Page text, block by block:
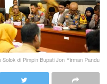
di Pimpin Bupati Jon Firman Pandu